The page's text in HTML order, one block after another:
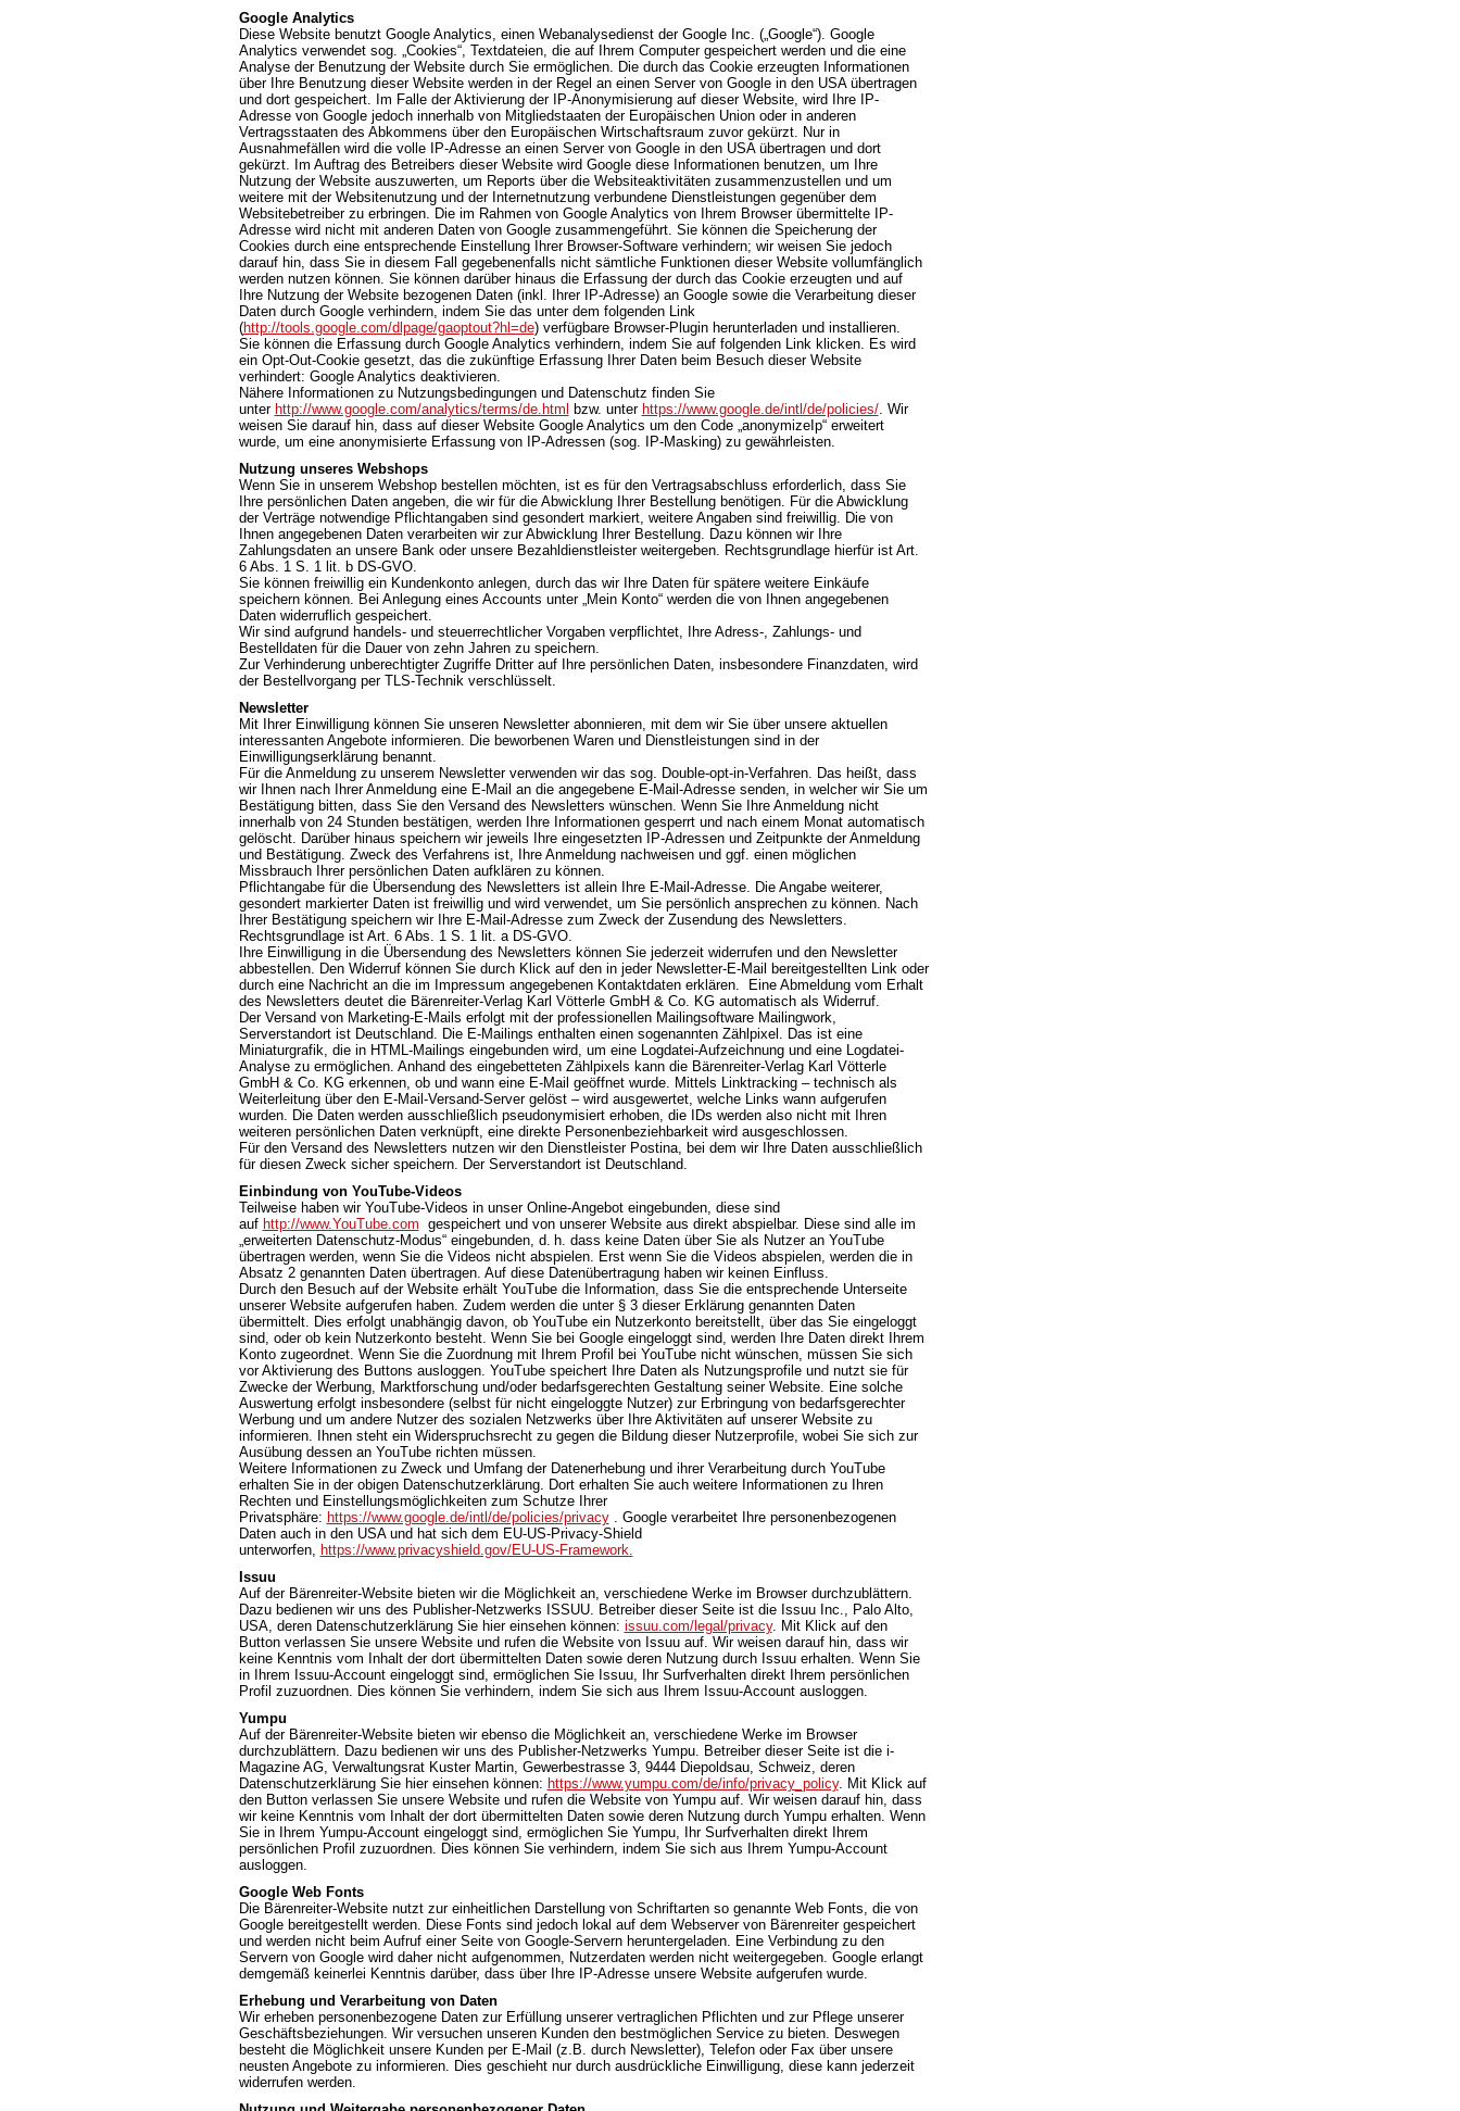
Google Analytics
Diese Website benutzt Google Analytics, einen Webanalysedienst der Google Inc. („Google“). Google
Analytics verwendet sog. „Cookies“, Textdateien, die auf Ihrem Computer gespeichert werden und die eine
Analyse der Benutzung der Website durch Sie ermöglichen. Die durch das Cookie erzeugten Informationen
über Ihre Benutzung dieser Website werden in der Regel an einen Server von Google in den USA übertragen
und dort gespeichert. Im Falle der Aktivierung der IP-Anonymisierung auf dieser Website, wird Ihre IP-
Adresse von Google jedoch innerhalb von Mitgliedstaaten der Europäischen Union oder in anderen
Vertragsstaaten des Abkommens über den Europäischen Wirtschaftsraum zuvor gekürzt. Nur in
Ausnahmefällen wird die volle IP-Adresse an einen Server von Google in den USA übertragen und dort
gekürzt. Im Auftrag des Betreibers dieser Website wird Google diese Informationen benutzen, um Ihre
Nutzung der Website auszuwerten, um Reports über die Websiteaktivitäten zusammenzustellen und um
weitere mit der Websitenutzung und der Internetnutzung verbundene Dienstleistungen gegenüber dem
Websitebetreiber zu erbringen. Die im Rahmen von Google Analytics von Ihrem Browser übermittelte IP-
Adresse wird nicht mit anderen Daten von Google zusammengeführt. Sie können die Speicherung der
Cookies durch eine entsprechende Einstellung Ihrer Browser-Software verhindern; wir weisen Sie jedoch
darauf hin, dass Sie in diesem Fall gegebenenfalls nicht sämtliche Funktionen dieser Website vollumfänglich
werden nutzen können. Sie können darüber hinaus die Erfassung der durch das Cookie erzeugten und auf
Ihre Nutzung der Website bezogenen Daten (inkl. Ihrer IP-Adresse) an Google sowie die Verarbeitung dieser
Daten durch Google verhindern, indem Sie das unter dem folgenden Link
(http://tools.google.com/dlpage/gaoptout?hl=de) verfügbare Browser-Plugin herunterladen und installieren.
Sie können die Erfassung durch Google Analytics verhindern, indem Sie auf folgenden Link klicken. Es wird
ein Opt-Out-Cookie gesetzt, das die zukünftige Erfassung Ihrer Daten beim Besuch dieser Website
verhindert: Google Analytics deaktivieren.
Nähere Informationen zu Nutzungsbedingungen und Datenschutz finden Sie
unter http://www.google.com/analytics/terms/de.html bzw. unter https://www.google.de/intl/de/policies/. Wir
weisen Sie darauf hin, dass auf dieser Website Google Analytics um den Code „anonymizeIp“ erweitert
wurde, um eine anonymisierte Erfassung von IP-Adressen (sog. IP-Masking) zu gewährleisten.
Nutzung unseres Webshops
Wenn Sie in unserem Webshop bestellen möchten, ist es für den Vertragsabschluss erforderlich, dass Sie
Ihre persönlichen Daten angeben, die wir für die Abwicklung Ihrer Bestellung benötigen. Für die Abwicklung
der Verträge notwendige Pflichtangaben sind gesondert markiert, weitere Angaben sind freiwillig. Die von
Ihnen angegebenen Daten verarbeiten wir zur Abwicklung Ihrer Bestellung. Dazu können wir Ihre
Zahlungsdaten an unsere Bank oder unsere Bezahldienstleister weitergeben. Rechtsgrundlage hierfür ist Art.
6 Abs. 1 S. 1 lit. b DS-GVO.
Sie können freiwillig ein Kundenkonto anlegen, durch das wir Ihre Daten für spätere weitere Einkäufe
speichern können. Bei Anlegung eines Accounts unter „Mein Konto“ werden die von Ihnen angegebenen
Daten widerruflich gespeichert.
Wir sind aufgrund handels- und steuerrechtlicher Vorgaben verpflichtet, Ihre Adress-, Zahlungs- und
Bestelldaten für die Dauer von zehn Jahren zu speichern.
Zur Verhinderung unberechtigter Zugriffe Dritter auf Ihre persönlichen Daten, insbesondere Finanzdaten, wird
der Bestellvorgang per TLS-Technik verschlüsselt.
Newsletter
Mit Ihrer Einwilligung können Sie unseren Newsletter abonnieren, mit dem wir Sie über unsere aktuellen
interessanten Angebote informieren. Die beworbenen Waren und Dienstleistungen sind in der
Einwilligungserklärung benannt.
Für die Anmeldung zu unserem Newsletter verwenden wir das sog. Double-opt-in-Verfahren. Das heißt, dass
wir Ihnen nach Ihrer Anmeldung eine E-Mail an die angegebene E-Mail-Adresse senden, in welcher wir Sie um
Bestätigung bitten, dass Sie den Versand des Newsletters wünschen. Wenn Sie Ihre Anmeldung nicht
innerhalb von 24 Stunden bestätigen, werden Ihre Informationen gesperrt und nach einem Monat automatisch
gelöscht. Darüber hinaus speichern wir jeweils Ihre eingesetzten IP-Adressen und Zeitpunkte der Anmeldung
und Bestätigung. Zweck des Verfahrens ist, Ihre Anmeldung nachweisen und ggf. einen möglichen
Missbrauch Ihrer persönlichen Daten aufklären zu können.
Pflichtangabe für die Übersendung des Newsletters ist allein Ihre E-Mail-Adresse. Die Angabe weiterer,
gesondert markierter Daten ist freiwillig und wird verwendet, um Sie persönlich ansprechen zu können. Nach
Ihrer Bestätigung speichern wir Ihre E-Mail-Adresse zum Zweck der Zusendung des Newsletters.
Rechtsgrundlage ist Art. 6 Abs. 1 S. 1 lit. a DS-GVO.
Ihre Einwilligung in die Übersendung des Newsletters können Sie jederzeit widerrufen und den Newsletter
abbestellen. Den Widerruf können Sie durch Klick auf den in jeder Newsletter-E-Mail bereitgestellten Link oder
durch eine Nachricht an die im Impressum angegebenen Kontaktdaten erklären. Eine Abmeldung vom Erhalt
des Newsletters deutet die Bärenreiter-Verlag Karl Vötterle GmbH & Co. KG automatisch als Widerruf.
Der Versand von Marketing-E-Mails erfolgt mit der professionellen Mailingsoftware Mailingwork,
Serverstandort ist Deutschland. Die E-Mailings enthalten einen sogenannten Zählpixel. Das ist eine
Miniaturgrafik, die in HTML-Mailings eingebunden wird, um eine Logdatei-Aufzeichnung und eine Logdatei-
Analyse zu ermöglichen. Anhand des eingebetteten Zählpixels kann die Bärenreiter-Verlag Karl Vötterle
GmbH & Co. KG erkennen, ob und wann eine E-Mail geöffnet wurde. Mittels Linktracking – technisch als
Weiterleitung über den E-Mail-Versand-Server gelöst – wird ausgewertet, welche Links wann aufgerufen
wurden. Die Daten werden ausschließlich pseudonymisiert erhoben, die IDs werden also nicht mit Ihren
weiteren persönlichen Daten verknüpft, eine direkte Personenbeziehbarkeit wird ausgeschlossen.
Für den Versand des Newsletters nutzen wir den Dienstleister Postina, bei dem wir Ihre Daten ausschließlich
für diesen Zweck sicher speichern. Der Serverstandort ist Deutschland.
Einbindung von YouTube-Videos
Teilweise haben wir YouTube-Videos in unser Online-Angebot eingebunden, diese sind
auf http://www.YouTube.com gespeichert und von unserer Website aus direkt abspielbar. Diese sind alle im
„erweiterten Datenschutz-Modus“ eingebunden, d. h. dass keine Daten über Sie als Nutzer an YouTube
übertragen werden, wenn Sie die Videos nicht abspielen. Erst wenn Sie die Videos abspielen, werden die in
Absatz 2 genannten Daten übertragen. Auf diese Datenübertragung haben wir keinen Einfluss.
Durch den Besuch auf der Website erhält YouTube die Information, dass Sie die entsprechende Unterseite
unserer Website aufgerufen haben. Zudem werden die unter § 3 dieser Erklärung genannten Daten
übermittelt. Dies erfolgt unabhängig davon, ob YouTube ein Nutzerkonto bereitstellt, über das Sie eingeloggt
sind, oder ob kein Nutzerkonto besteht. Wenn Sie bei Google eingeloggt sind, werden Ihre Daten direkt Ihrem
Konto zugeordnet. Wenn Sie die Zuordnung mit Ihrem Profil bei YouTube nicht wünschen, müssen Sie sich
vor Aktivierung des Buttons ausloggen. YouTube speichert Ihre Daten als Nutzungsprofile und nutzt sie für
Zwecke der Werbung, Marktforschung und/oder bedarfsgerechten Gestaltung seiner Website. Eine solche
Auswertung erfolgt insbesondere (selbst für nicht eingeloggte Nutzer) zur Erbringung von bedarfsgerechter
Werbung und um andere Nutzer des sozialen Netzwerks über Ihre Aktivitäten auf unserer Website zu
informieren. Ihnen steht ein Widerspruchsrecht zu gegen die Bildung dieser Nutzerprofile, wobei Sie sich zur
Ausübung dessen an YouTube richten müssen.
Weitere Informationen zu Zweck und Umfang der Datenerhebung und ihrer Verarbeitung durch YouTube
erhalten Sie in der obigen Datenschutzerklärung. Dort erhalten Sie auch weitere Informationen zu Ihren
Rechten und Einstellungsmöglichkeiten zum Schutze Ihrer
Privatsphäre: https://www.google.de/intl/de/policies/privacy. Google verarbeitet Ihre personenbezogenen
Daten auch in den USA und hat sich dem EU-US-Privacy-Shield
unterworfen, https://www.privacyshield.gov/EU-US-Framework.
Issuu
Auf der Bärenreiter-Website bieten wir die Möglichkeit an, verschiedene Werke im Browser durchzublättern.
Dazu bedienen wir uns des Publisher-Netzwerks ISSUU. Betreiber dieser Seite ist die Issuu Inc., Palo Alto,
USA, deren Datenschutzerklärung Sie hier einsehen können: issuu.com/legal/privacy. Mit Klick auf den
Button verlassen Sie unsere Website und rufen die Website von Issuu auf. Wir weisen darauf hin, dass wir
keine Kenntnis vom Inhalt der dort übermittelten Daten sowie deren Nutzung durch Issuu erhalten. Wenn Sie
in Ihrem Issuu-Account eingeloggt sind, ermöglichen Sie Issuu, Ihr Surfverhalten direkt Ihrem persönlichen
Profil zuzuordnen. Dies können Sie verhindern, indem Sie sich aus Ihrem Issuu-Account ausloggen.
Yumpu
Auf der Bärenreiter-Website bieten wir ebenso die Möglichkeit an, verschiedene Werke im Browser
durchzublättern. Dazu bedienen wir uns des Publisher-Netzwerks Yumpu. Betreiber dieser Seite ist die i-
Magazine AG, Verwaltungsrat Kuster Martin, Gewerbestrasse 3, 9444 Diepoldsau, Schweiz, deren
Datenschutzerklärung Sie hier einsehen können: https://www.yumpu.com/de/info/privacy_policy. Mit Klick auf
den Button verlassen Sie unsere Website und rufen die Website von Yumpu auf. Wir weisen darauf hin, dass
wir keine Kenntnis vom Inhalt der dort übermittelten Daten sowie deren Nutzung durch Yumpu erhalten. Wenn
Sie in Ihrem Yumpu-Account eingeloggt sind, ermöglichen Sie Yumpu, Ihr Surfverhalten direkt Ihrem
persönlichen Profil zuzuordnen. Dies können Sie verhindern, indem Sie sich aus Ihrem Yumpu-Account
ausloggen.
Google Web Fonts
Die Bärenreiter-Website nutzt zur einheitlichen Darstellung von Schriftarten so genannte Web Fonts, die von
Google bereitgestellt werden. Diese Fonts sind jedoch lokal auf dem Webserver von Bärenreiter gespeichert
und werden nicht beim Aufruf einer Seite von Google-Servern heruntergeladen. Eine Verbindung zu den
Servern von Google wird daher nicht aufgenommen, Nutzerdaten werden nicht weitergegeben. Google erlangt
demgemäß keinerlei Kenntnis darüber, dass über Ihre IP-Adresse unsere Website aufgerufen wurde.
Erhebung und Verarbeitung von Daten
Wir erheben personenbezogene Daten zur Erfüllung unserer vertraglichen Pflichten und zur Pflege unserer
Geschäftsbeziehungen. Wir versuchen unseren Kunden den bestmöglichen Service zu bieten. Deswegen
besteht die Möglichkeit unsere Kunden per E-Mail (z.B. durch Newsletter), Telefon oder Fax über unsere
neusten Angebote zu informieren. Dies geschieht nur durch ausdrückliche Einwilligung, diese kann jederzeit
widerrufen werden.